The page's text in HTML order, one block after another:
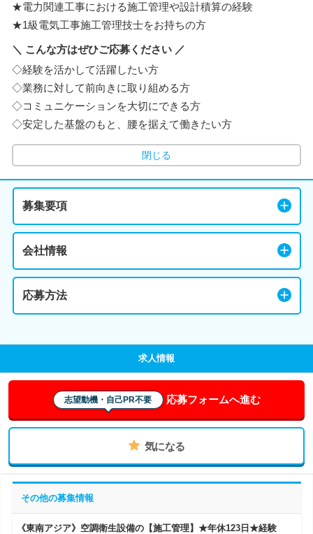
★電力関連工事における施工管理や設計積算の経験
★1級電気工事施工管理技士をお持ちの方
＼ こんな方はぜひご応募ください ／
◇経験を活かして活躍したい方
◇業務に対して前向きに取り組める方
◇コミュニケーションを大切にできる方
◇安定した基盤のもと、腰を据えて働きたい方
閉じる
募集要項
会社情報
応募方法
求人情報
志望動機・自己PR不要 応募フォームへ進む
気になる
その他の募集情報
《東南アジア》空調衛生設備の【施工管理】★年休123日★経験